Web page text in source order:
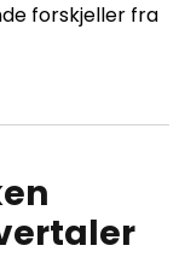
forskjeller fra